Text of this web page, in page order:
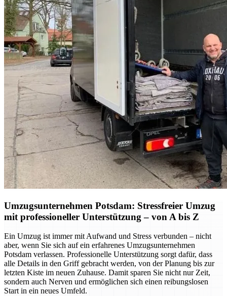
Umzugsunternehmen Potsdam: Stressfreier Umzug
mit professioneller Unterstützung – von A bis Z
Ein Umzug ist immer mit Aufwand und Stress verbunden – nicht
aber, wenn Sie sich auf ein erfahrenes Umzugsunternehmen
Potsdam verlassen. Professionelle Unterstützung sorgt dafür, dass
alle Details in den Griff gebracht werden, von der Planung bis zur
letzten Kiste im neuen Zuhause. Damit sparen Sie nicht nur Zeit,
sondern auch Nerven und ermöglichen sich einen reibungslosen
Start in ein neues Umfeld.